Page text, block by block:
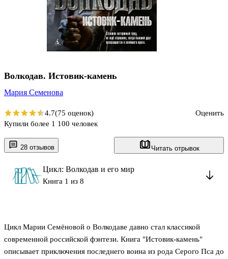
28 отзывов Читать отрывок
Цикл: Волкодав и его мир
Книга 1 из 8
Цикл Марии Семёновой о Волкодаве давно стал классикой
современной российской фэнтези. Книга "Истовик-камень"
описывает приключения последнего воина из рода Серого Пса до
Волкодав. Истовик-камень
Мария Семенова
4.7(75 оценок)
Оценить
Купили более 1 100 человек